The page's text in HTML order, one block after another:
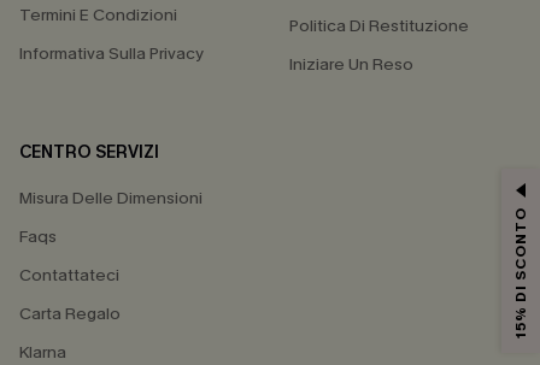
Termini E Condizioni
Informativa Sulla Privacy
Politica Di Restituzione
Iniziare Un Reso
CENTRO SERVIZI
Misura Delle Dimensioni
Faqs
Contattateci
Carta Regalo
Klarna
15% DI SCONTO